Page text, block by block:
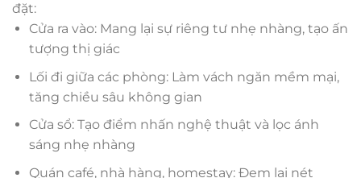
đặt:
Cửa ra vào: Mang lại sự riêng tư nhẹ nhàng, tạo ấn
tượng thị giác
Lối đi giữa các phòng: Làm vách ngăn mềm mại,
tăng chiều sâu không gian
Cửa sổ: Tạo điểm nhấn nghệ thuật và lọc ánh
sáng nhẹ nhàng
Quán café, nhà hàng, homestay: Đem lại nét